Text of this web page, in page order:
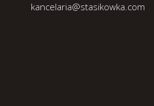
kancelaria@stasikowka.com